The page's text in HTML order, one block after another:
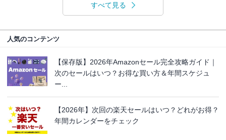
すべて見る
人気のコンテンツ
【保存版】2026年Amazonセール完全攻略ガイド｜
次のセールはいつ？お得な買い方＆年間スケジュ
ー...
【2026年】次回の楽天セールはいつ？どれがお得？
年間カレンダーをチェック